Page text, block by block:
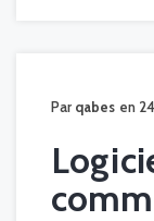
Par qabes en